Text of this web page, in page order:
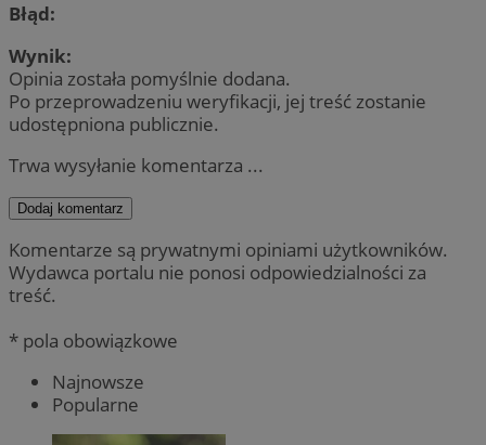
Błąd:
Wynik:
Opinia została pomyślnie dodana.
Po przeprowadzeniu weryfikacji, jej treść zostanie
udostępniona publicznie.
Trwa wysyłanie komentarza ...
Dodaj komentarz
Komentarze są prywatnymi opiniami użytkowników.
Wydawca portalu nie ponosi odpowiedzialności za
treść.
* pola obowiązkowe
Najnowsze
Popularne